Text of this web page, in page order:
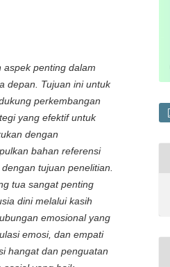
penting dalam
depan. Tujuan ini untuk
perkembangan
yang efektif untuk
dengan
bahan referensi
tujuan penelitian.
tua sangat penting
dini melalui kasih
emosional yang
emosi, dan empati
hangat dan penguatan